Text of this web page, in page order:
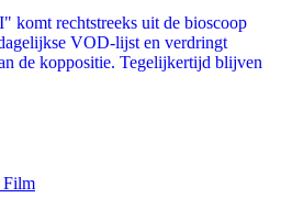
komt rechtstreeks uit de bioscoop
VOD-lijst en verdringt
de koppositie. Tegelijkertijd blijven
Film